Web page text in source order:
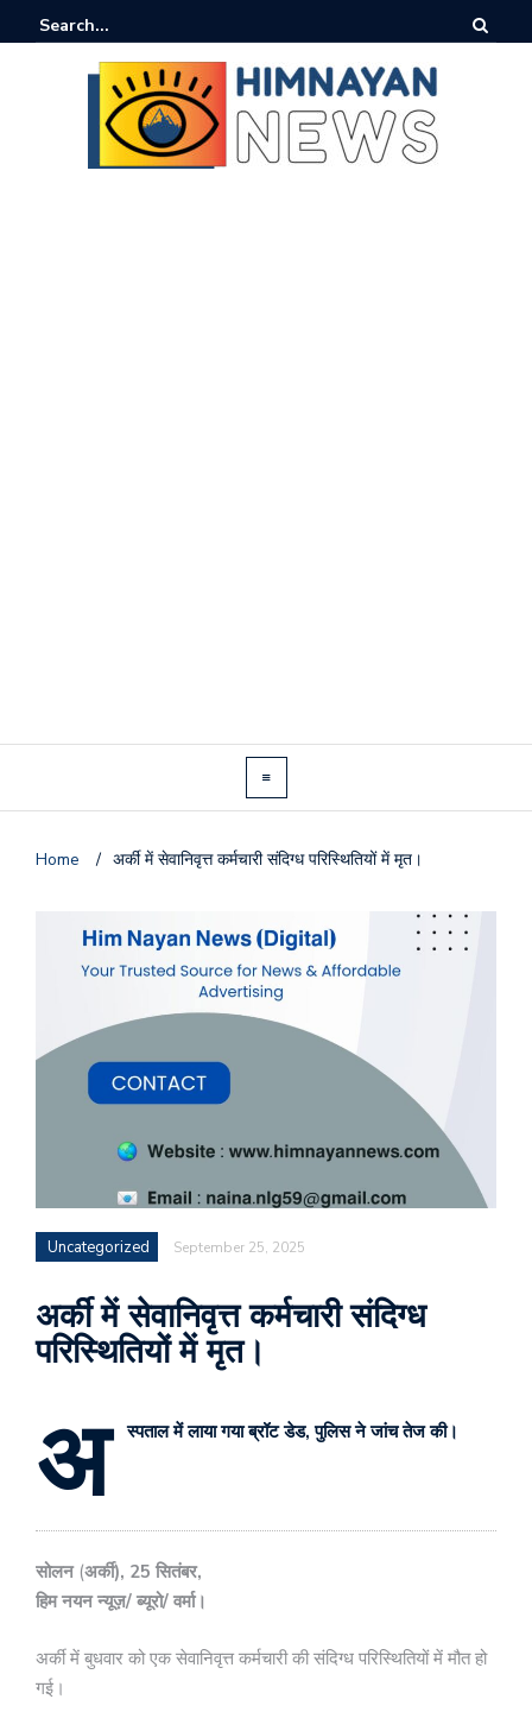
Home / अर्की में सेवानिवृत्त कर्मचारी संदिग्ध परिस्थितियों में मृत।
Uncategorized September 25, 2025
अर्की में सेवानिवृत्त कर्मचारी संदिग्ध
परिस्थितियों में मृत।
अ स्पताल में लाया गया ब्रॉट डेड, पुलिस ने जांच तेज की।
सोलन(अर्की), 25 सितंबर,
हिम नयन न्यूज़/ ब्यूरो/ वर्मा।
अर्की में बुधवार को एक सेवानिवृत्त कर्मचारी की संदिग्ध परिस्थितियों में मौत हो
गई।